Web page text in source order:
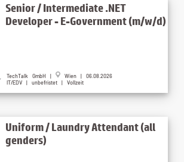
Senior / Intermediate .NET
Developer - E-Government (m/w/d)
TechTalk GmbH |
Wien | 06.08.2026
IT/EDV | unbefristet | Vollzeit
Uniform / Laundry Attendant (all
genders)